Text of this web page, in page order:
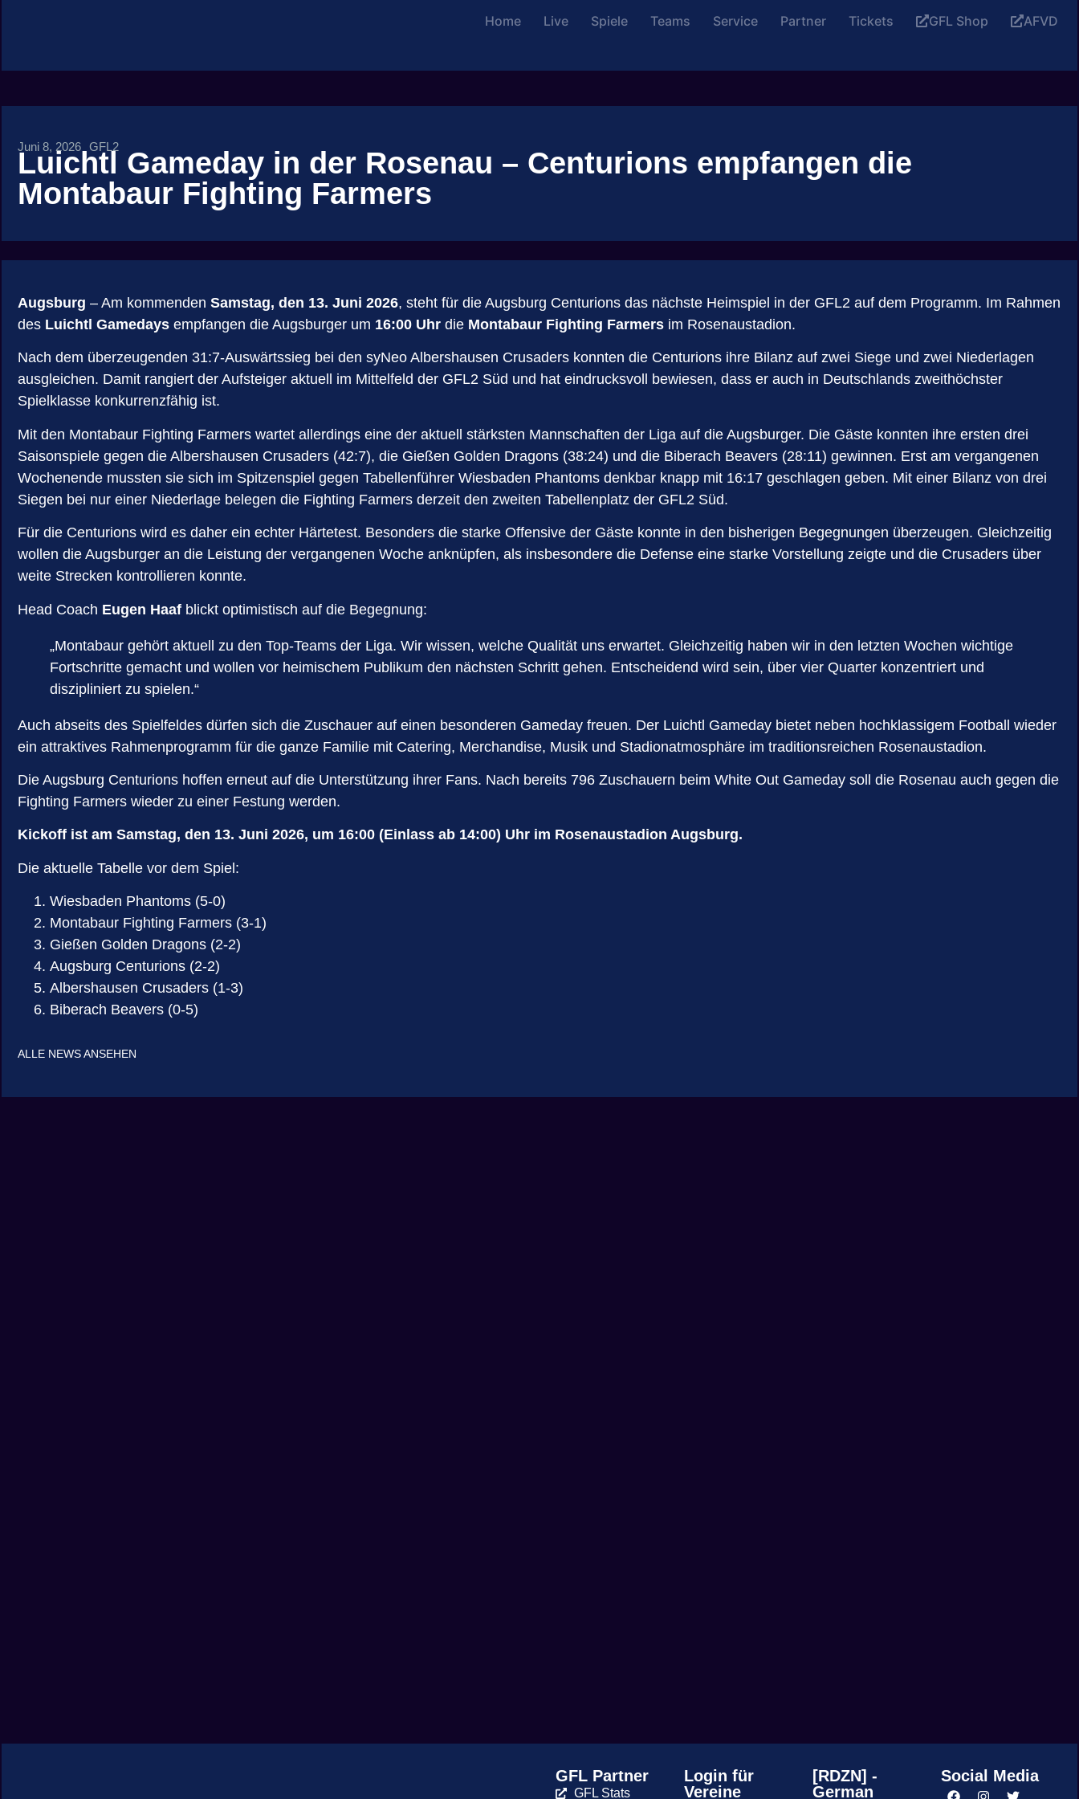
Home Live Spiele Teams Service Partner Tickets GFL Shop AFVD
Juni 8, 2026 GFL2
Luichtl Gameday in der Rosenau – Centurions empfangen die
Montabaur Fighting Farmers
Augsburg – Am kommenden Samstag, den 13. Juni 2026, steht für die Augsburg Centurions das nächste Heimspiel in der GFL2 auf dem Programm. Im Rahmen
des Luichtl Gamedays empfangen die Augsburger um 16:00 Uhr die Montabaur Fighting Farmers im Rosenaustadion.
Nach dem überzeugenden 31:7-Auswärtssieg bei den syNeo Albershausen Crusaders konnten die Centurions ihre Bilanz auf zwei Siege und zwei Niederlagen
ausgleichen. Damit rangiert der Aufsteiger aktuell im Mittelfeld der GFL2 Süd und hat eindrucksvoll bewiesen, dass er auch in Deutschlands zweithöchster
Spielklasse konkurrenzfähig ist.
Mit den Montabaur Fighting Farmers wartet allerdings eine der aktuell stärksten Mannschaften der Liga auf die Augsburger. Die Gäste konnten ihre ersten drei
Saisonspiele gegen die Albershausen Crusaders (42:7), die Gießen Golden Dragons (38:24) und die Biberach Beavers (28:11) gewinnen. Erst am vergangenen
Wochenende mussten sie sich im Spitzenspiel gegen Tabellenführer Wiesbaden Phantoms denkbar knapp mit 16:17 geschlagen geben. Mit einer Bilanz von drei
Siegen bei nur einer Niederlage belegen die Fighting Farmers derzeit den zweiten Tabellenplatz der GFL2 Süd.
Für die Centurions wird es daher ein echter Härtetest. Besonders die starke Offensive der Gäste konnte in den bisherigen Begegnungen überzeugen. Gleichzeitig
wollen die Augsburger an die Leistung der vergangenen Woche anknüpfen, als insbesondere die Defense eine starke Vorstellung zeigte und die Crusaders über
weite Strecken kontrollieren konnte.
Head Coach Eugen Haaf blickt optimistisch auf die Begegnung:
„Montabaur gehört aktuell zu den Top-Teams der Liga. Wir wissen, welche Qualität uns erwartet. Gleichzeitig haben wir in den letzten Wochen wichtige
Fortschritte gemacht und wollen vor heimischem Publikum den nächsten Schritt gehen. Entscheidend wird sein, über vier Quarter konzentriert und
diszipliniert zu spielen.“
Auch abseits des Spielfeldes dürfen sich die Zuschauer auf einen besonderen Gameday freuen. Der Luichtl Gameday bietet neben hochklassigem Football wieder
ein attraktives Rahmenprogramm für die ganze Familie mit Catering, Merchandise, Musik und Stadionatmosphäre im traditionsreichen Rosenaustadion.
Die Augsburg Centurions hoffen erneut auf die Unterstützung ihrer Fans. Nach bereits 796 Zuschauern beim White Out Gameday soll die Rosenau auch gegen die
Fighting Farmers wieder zu einer Festung werden.
Kickoff ist am Samstag, den 13. Juni 2026, um 16:00 (Einlass ab 14:00) Uhr im Rosenaustadion Augsburg.
Die aktuelle Tabelle vor dem Spiel:
Wiesbaden Phantoms (5-0)
Montabaur Fighting Farmers (3-1)
Gießen Golden Dragons (2-2)
Augsburg Centurions (2-2)
Albershausen Crusaders (1-3)
Biberach Beavers (0-5)
ALLE NEWS ANSEHEN
GFL Partner
GFL Stats
Login für
Vereine
[RDZN] -
German
Social Media